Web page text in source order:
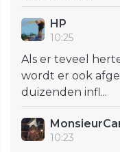
HP
10:25
Als er teveel
wordt er ook
duizenden infl...
10:23